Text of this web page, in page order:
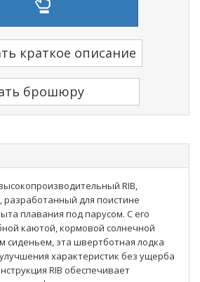
краткое описание
брошюру
RIB,
разработанный для поистине
плавания под парусом. С его
каютой, кормовой солнечной
сиденьем, эта швертботная лодка
характеристик без ущерба
RIB обеспечивает